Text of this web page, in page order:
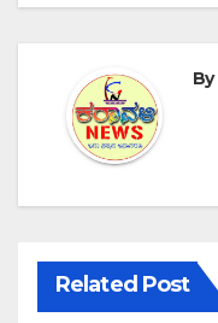
By
Related Post